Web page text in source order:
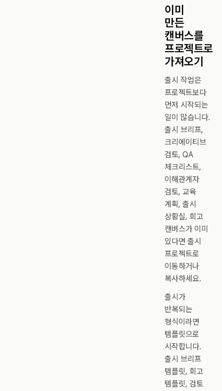
이미
만든
캔버스를
프로젝트로
가져오기
출시 작업은
프로젝트보다
먼저 시작되는
일이 많습니다.
출시 브리프,
크리에이티브
검토, QA
체크리스트,
이해관계자
검토, 교육
계획, 출시
상황실, 회고
캔버스가 이미
있다면 출시
프로젝트로
이동하거나
복사하세요.
출시가
반복되는
형식이라면
템플릿으로
시작합니다.
출시 브리프
템플릿, 회고
템플릿, 검토